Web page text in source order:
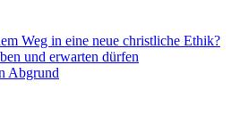
Weg in eine neue christliche Ethik?
und erwarten dürfen
Abgrund